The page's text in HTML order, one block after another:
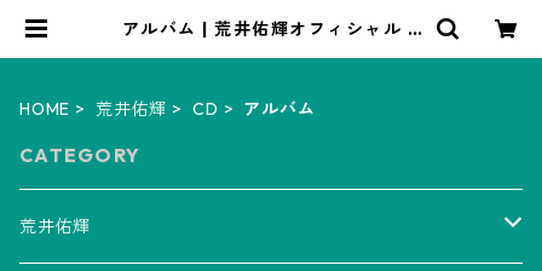
アルバム | 荒井佑輝オフィシャル E
HOME 荒井佑輝 CD アルバム
CATEGORY
荒井佑輝